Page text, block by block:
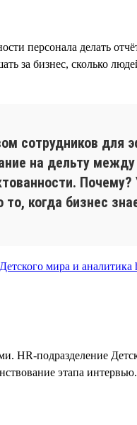
персонала делать
за бизнес, сколько
сотрудников для
на дельту
Почему?
когда бизнес
HR-подразделение
этапа